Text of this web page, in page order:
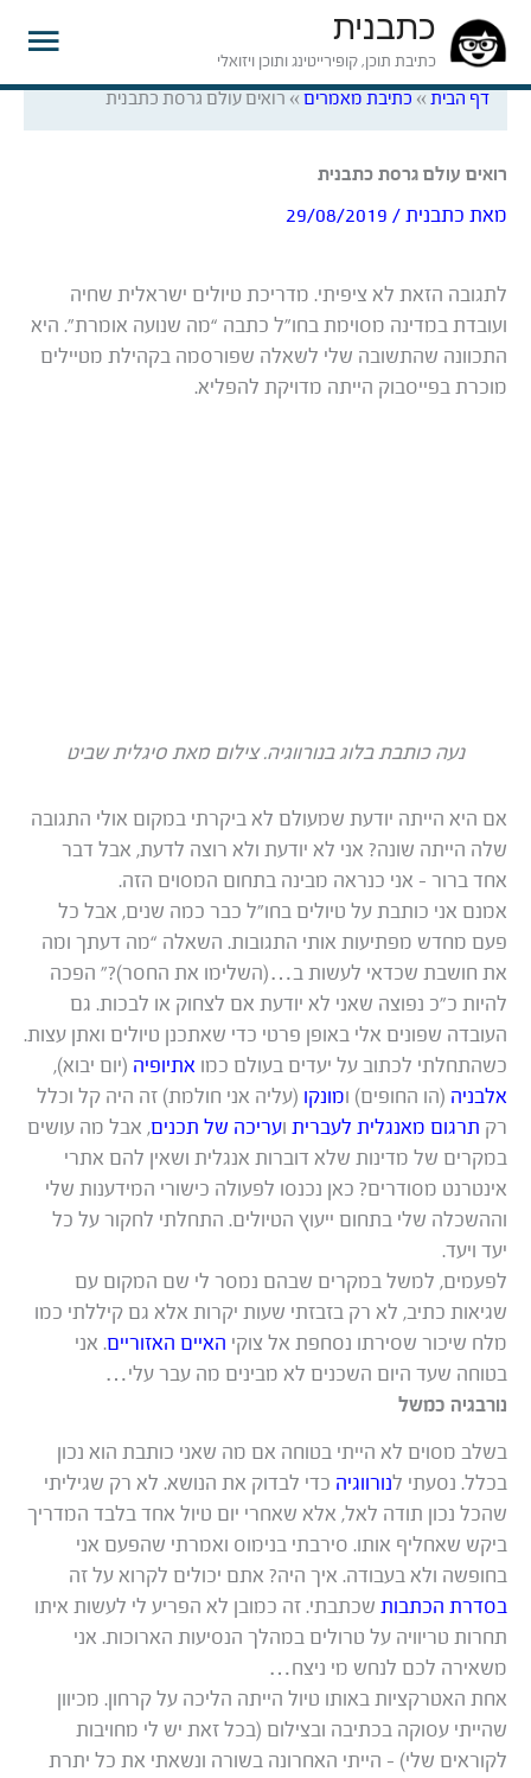
כתבנית
כתיבת תוכן, קופירייטינג ותוכן ויזואלי
דף הבית » כתיבת מאמרים » רואים עולם גרסת כתבנית
רואים עולם גרסת כתבנית
מאת כתבנית/
29/08/2019
לתגובה הזאת לא ציפיתי. מדריכת טיולים ישראלית שחיה
ועובדת במדינה מסוימת בחו”ל כתבה “מה שנועה אומרת”. היא
התכוונה שהתשובה שלי לשאלה שפורסמה בקהילת מטיילים
מוכרת בפייסבוק הייתה מדויקת להפליא.
נעה כותבת בלוג בנורווגיה. צילום מאת סיגלית שביט
אם היא הייתה יודעת שמעולם לא ביקרתי במקום אולי התגובה
שלה הייתה שונה? אני לא יודעת ולא רוצה לדעת, אבל דבר
אחד ברור – אני כנראה מבינה בתחום המסוים הזה.
אמנם אני כותבת על טיולים בחו”ל כבר כמה שנים, אבל כל
פעם מחדש מפתיעות אותי התגובות. השאלה “מה דעתך ומה
את חושבת שכדאי לעשות ב…(השלימו את החסר)?” הפכה
להיות כ”כ נפוצה שאני לא יודעת אם לצחוק או לבכות. גם
העובדה שפונים אלי באופן פרטי כדי שאתכנן טיולים ואתן עצות.
כשהתחלתי לכתוב על יעדים בעולם כמו אתיופיה (יום יבוא),
אלבניה (הו החופים) ומונקו (עליה אני חולמת) זה היה קל וכלל
רק תרגום מאנגלית לעברית ועריכה של תכנים, אבל מה עושים
במקרים של מדינות שלא דוברות אנגלית ושאין להם אתרי
אינטרנט מסודרים? כאן נכנסו לפעולה כישורי המידענות שלי
וההשכלה שלי בתחום ייעוץ הטיולים. התחלתי לחקור על כל
יעד ויעד.
לפעמים, למשל במקרים שבהם נמסר לי שם המקום עם
שגיאות כתיב, לא רק בזבזתי שעות יקרות אלא גם קיללתי כמו
מלח שיכור שסירתו נסחפת אל צוקי האיים האזוריים. אני
בטוחה שעד היום השכנים לא מבינים מה עבר עלי…
נורבגיה כמשל
בשלב מסוים לא הייתי בטוחה אם מה שאני כותבת הוא נכון
בכלל. נסעתי לנורווגיה כדי לבדוק את הנושא. לא רק שגיליתי
שהכל נכון תודה לאל, אלא שאחרי יום טיול אחד בלבד המדריך
ביקש שאחליף אותו. סירבתי בנימוס ואמרתי שהפעם אני
בחופשה ולא בעבודה. איך היה? אתם יכולים לקרוא על זה
בסדרת הכתבות שכתבתי. זה כמובן לא הפריע לי לעשות איתו
תחרות טריוויה על טרולים במהלך הנסיעות הארוכות. אני
משאירה לכם לנחש מי ניצח…
אחת האטרקציות באותו טיול הייתה הליכה על קרחון. מכיוון
שהייתי עסוקה בכתיבה ובצילום (בכל זאת יש לי מחויבות
לקוראים שלי) – הייתי האחרונה בשורה ונשאתי את כל יתרת